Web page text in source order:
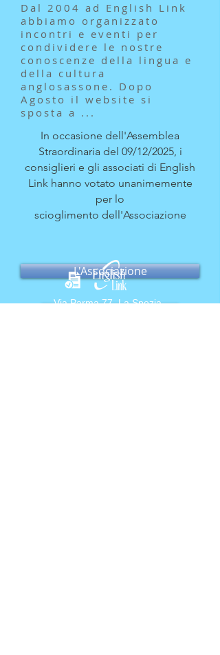
Dal 2004 ad English Link
abbiamo organizzato
incontri e eventi per
condividere le nostre
conoscenze della lingua e
della cultura
anglosassone. Dopo
Agosto il website si
sposta a ...
In occasione dell'Assemblea
Straordinariadel 09/12/2025, i
consiglieri e gli associati di English
Link hanno votato unanimemente
per lo
scioglimento dell'Associazione
L'Associazione
Via Parma 77, La Spezia